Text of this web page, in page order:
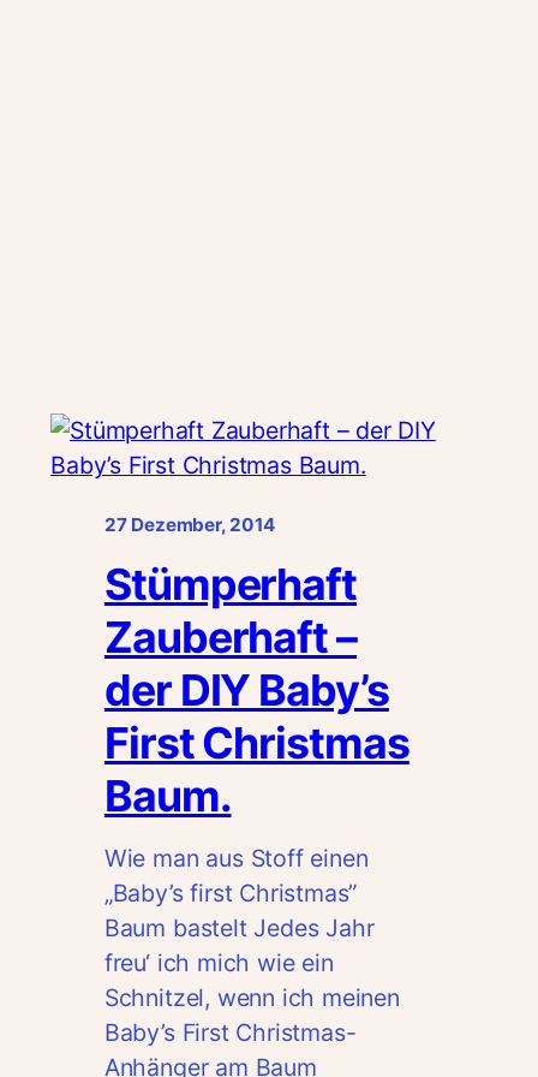
27 Dezember, 2014
Stümperhaft
Zauberhaft –
der DIY Baby’s
First Christmas
Baum.
Wie man aus Stoff einen
„Baby’s first Christmas”
Baum bastelt Jedes Jahr
freu‘ ich mich wie ein
Schnitzel, wenn ich meinen
Baby’s First Christmas-
Anhänger am Baum